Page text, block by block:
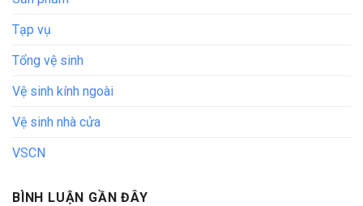
Tạp vụ
Tổng vệ sinh
Vệ sinh kính ngoài
Vệ sinh nhà cửa
VSCN
BÌNH LUẬN GẦN ĐÂY